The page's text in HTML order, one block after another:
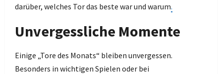
darüber, welches Tor das beste war und warum.
Unvergessliche Momente
Einige „Tore des Monats“ bleiben unvergessen.
Besonders in wichtigen Spielen oder bei